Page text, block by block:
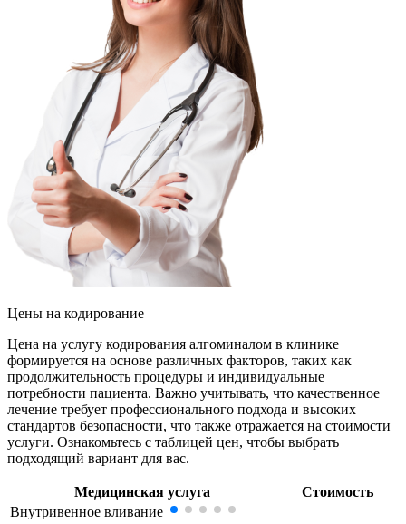
Цены на кодирование
Цена на услугу кодирования алгоминалом в клинике
формируется на основе различных факторов, таких как
продолжительность процедуры и индивидуальные
потребности пациента. Важно учитывать, что качественное
лечение требует профессионального подхода и высоких
стандартов безопасности, что также отражается на стоимости
услуги. Ознакомьтесь с таблицей цен, чтобы выбрать
подходящий вариант для вас.
Медицинская услуга
Стоимость
Внутривенное вливание